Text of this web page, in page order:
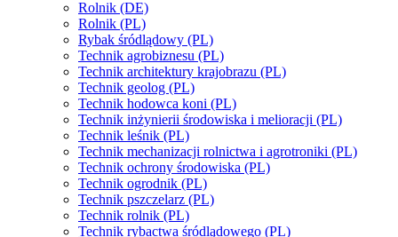
Rolnik (DE)
Rolnik (PL)
Rybak śródlądowy (PL)
Technik agrobiznesu (PL)
Technik architektury krajobrazu (PL)
Technik geolog (PL)
Technik hodowca koni (PL)
Technik inżynierii środowiska i melioracji (PL)
Technik leśnik (PL)
Technik mechanizacji rolnictwa i agrotroniki (PL)
Technik ochrony środowiska (PL)
Technik ogrodnik (PL)
Technik pszczelarz (PL)
Technik rolnik (PL)
Technik rybactwa śródlądowego (PL)